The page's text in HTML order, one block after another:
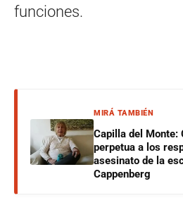
funciones.
MIRÁ TAMBIÉN
Capilla del Monte:
perpetua a los
asesinato de la
Cappenberg